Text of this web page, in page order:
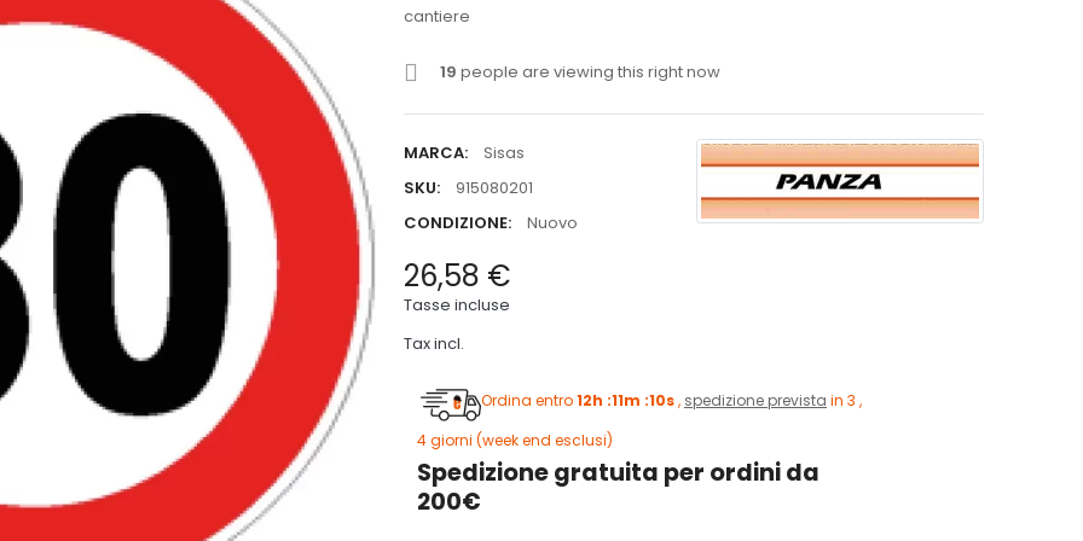
cantiere
19 people are viewing this right now
MARCA:
Sisas
SKU:
915080201
CONDIZIONE:
Nuovo
26,58 €
Tasse incluse
Tax incl.
Ordina entro12h :11m :9s,spedizione previstain 3 , 4
giorni (week end esclusi)
Spedizione gratuita per ordini da
200€